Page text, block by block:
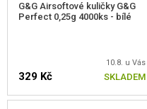
G&G Airsoftové kuličky G&G
Perfect 0,25g 4000ks - bílé
10.8. u Vás
329 Kč SKLADEM